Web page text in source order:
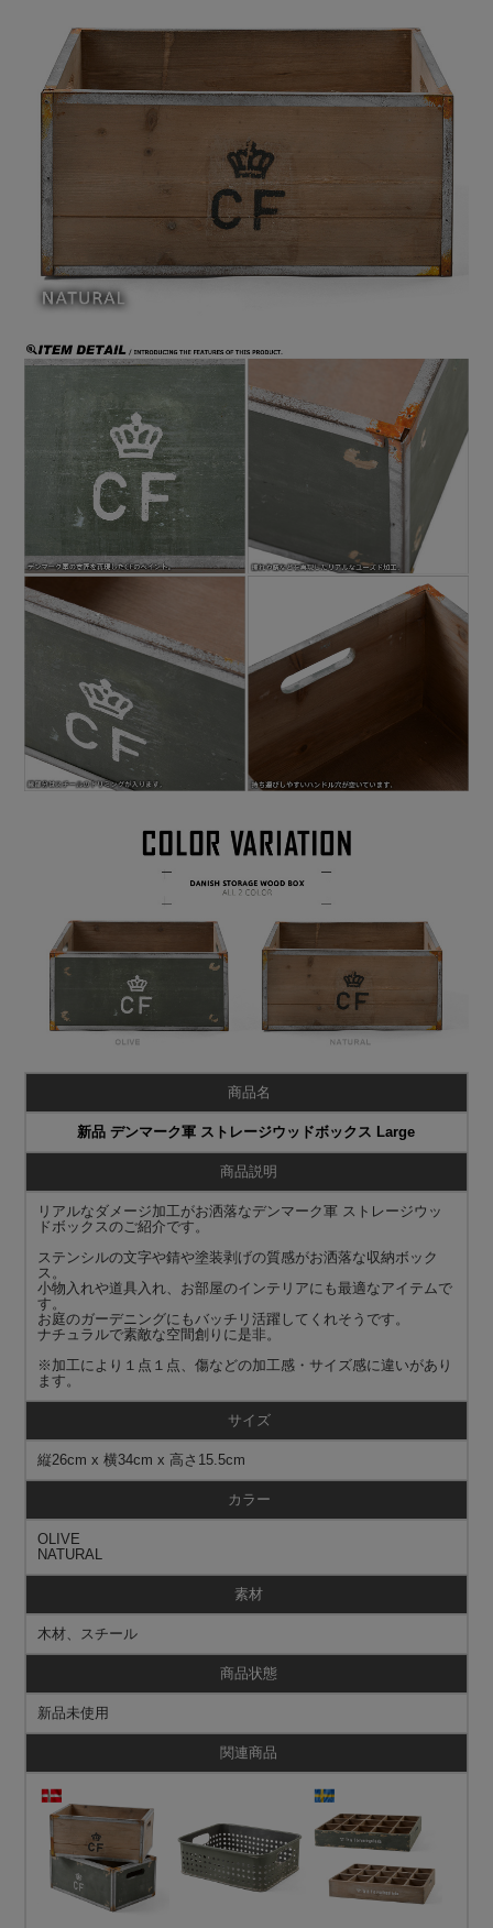
商品名
新品 デンマーク軍 ストレージウッドボックス Large
商品説明
リアルなダメージ加工がお洒落なデンマーク軍 ストレージウッ
ドボックスのご紹介です。
ステンシルの文字や錆や塗装剥げの質感がお洒落な収納ボック
ス。
小物入れや道具入れ、お部屋のインテリアにも最適なアイテムで
す。
お庭のガーデニングにもバッチリ活躍してくれそうです。
ナチュラルで素敵な空間創りに是非。
※加工により１点１点、傷などの加工感・サイズ感に違いがあり
ます。
サイズ
縦26cm x 横34cm x 高さ15.5cm
カラー
OLIVE
NATURAL
素材
木材、スチール
商品状態
新品未使用
関連商品